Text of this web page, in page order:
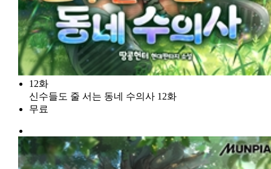
12화
신수들도 줄 서는 동네 수의사 12화
무료